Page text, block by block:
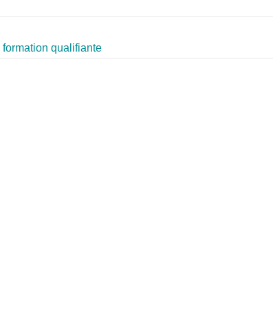
formation qualifiante